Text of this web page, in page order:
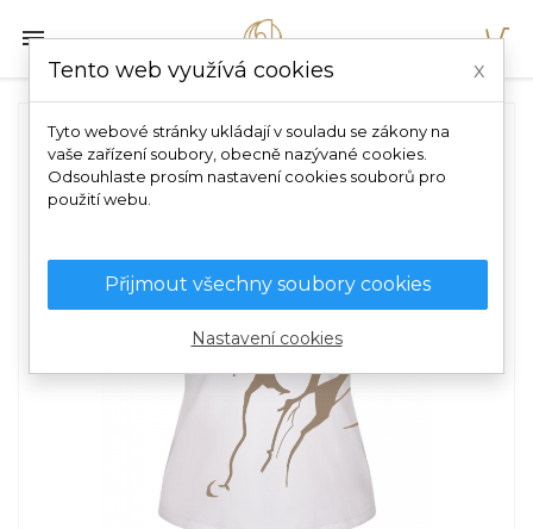

Tento web využívá cookies x
Tyto webové stránky ukládají v souladu se zákony na
vaše zařízení soubory, obecně nazývané cookies.
Odsouhlaste prosím nastavení cookies souborů pro
použití webu.
Přijmout všechny soubory cookies
Nastavení cookies